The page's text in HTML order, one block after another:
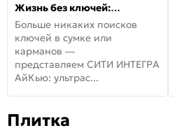
Жизнь без ключей:
встречайте новую дверь
СИТИ ИНТЕГРА АйКью!
Больше никаких поисков
ключей в сумке или
карманов —
представляем СИТИ ИНТЕГРА
АйКью: ультрас...
Плитка